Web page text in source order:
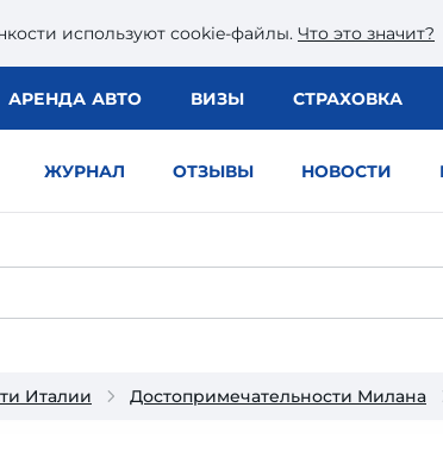
используют сookie-файлы. Что это значит?
АРЕНДА АВТО ВИЗЫ СТРАХОВКА
ЖУРНАЛ ОТЗЫВЫ НОВОСТИ
Италии Достопримечательности Милана